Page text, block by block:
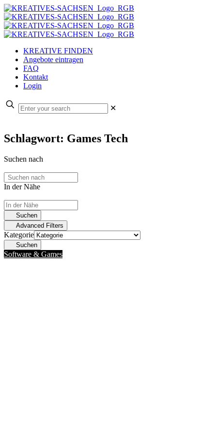
KREATIVE FINDEN
Angebote eintragen
FAQ
Kontakt
Login
✕
Schlagwort: Games Tech
Suchen nach
In der Nähe
Suchen
Advanced Filters
Kategorie
Suchen
Software & Games